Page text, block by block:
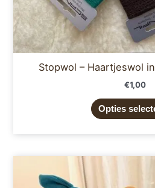
Stopwol – Haartjeswol
€1,00
Opties